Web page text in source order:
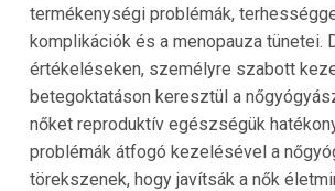
termékenységi problémák,
komplikációk és a menopauza tünetei.
értékeléseken, személyre szabott
betegoktatáson keresztül a
nőket reproduktív egészségük
problémák átfogó kezelésével a
törekszenek, hogy javítsák a nők